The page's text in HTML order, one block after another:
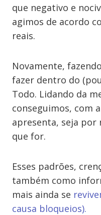
que negativo e
agimos de acordo
reais.
Novamente,
fazer dentro do
Todo. Lidando da
conseguimos, com
apresenta, seja por
que for.
Esses padrões,
também como
mais ainda se
causa bloqueios).